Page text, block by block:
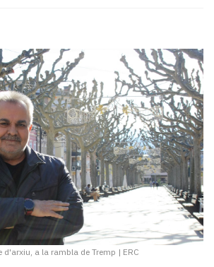
a la rambla de Tremp | ERC